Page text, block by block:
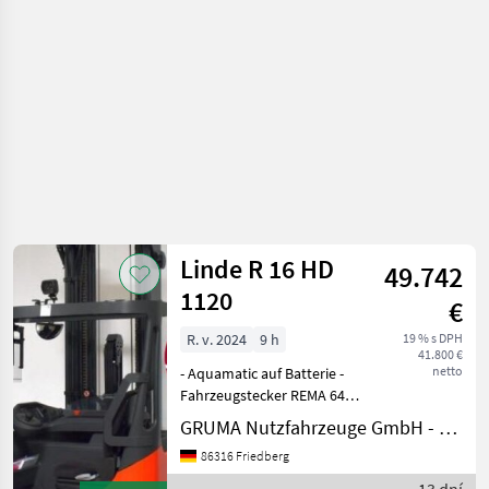
Linde R 16 HD
1120
49.742
€
19 % s DPH
41.800 €
netto
R. v. 2024
9 h
- Aquamatic auf Batterie -
Fahrzeugstecker REMA 640A
- 180° Batt.-Türe für
Batteriewechsel - Fahrzeug:
Einfachzusatzhydraulik -
GRUMA Nutzfahrzeuge GmbH - Staplertechnik
86316 Friedberg